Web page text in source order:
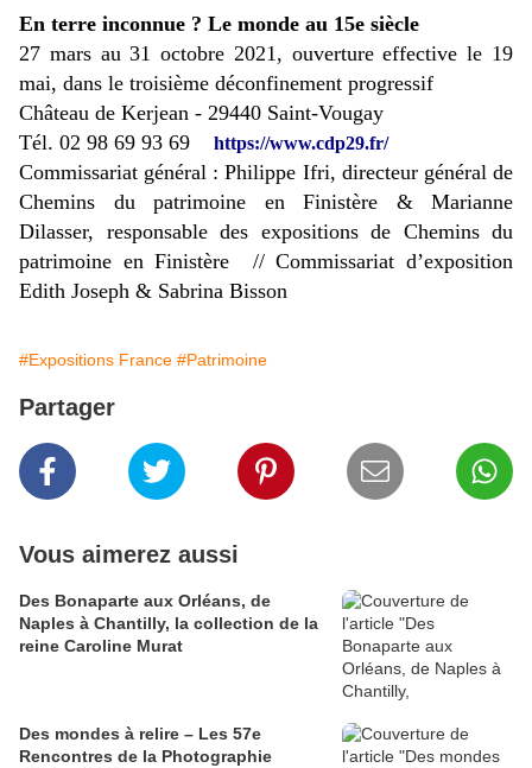
En terre inconnue ? Le monde au 15e siècle
27 mars au 31 octobre 2021, ouverture effective le 19
mai, dans le troisième déconfinement progressif
Château de Kerjean - 29440 Saint-Vougay
Tél. 02 98 69 93 69 https://www.cdp29.fr/
Commissariat général : Philippe Ifri, directeur général de
Chemins du patrimoine en Finistère & Marianne
Dilasser, responsable des expositions de Chemins du
patrimoine en Finistère // Commissariat d’exposition
Edith Joseph & Sabrina Bisson
#Expositions France #Patrimoine
Partager
Vous aimerez aussi
Des Bonaparte aux Orléans, de
Naples à Chantilly, la collection de la
reine Caroline Murat
Des mondes à relire – Les 57e
Rencontres de la Photographie